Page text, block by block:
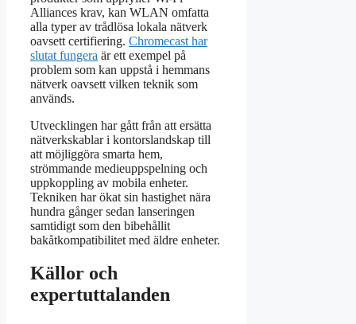
Alliances krav, kan WLAN omfatta
alla typer av trådlösa lokala nätverk
oavsett certifiering. Chromecast har
slutat fungera är ett exempel på
problem som kan uppstå i hemmans
nätverk oavsett vilken teknik som
används.
Utvecklingen har gått från att ersätta
nätverkskablar i kontorslandskap till
att möjliggöra smarta hem,
strömmande medieuppspelning och
uppkoppling av mobila enheter.
Tekniken har ökat sin hastighet nära
hundra gånger sedan lanseringen
samtidigt som den bibehållit
bakåtkompatibilitet med äldre enheter.
Källor och
expertuttalanden